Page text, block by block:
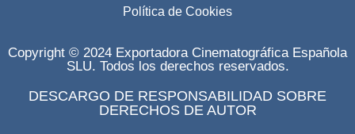
Política de Cookies
Copyright © 2024 Exportadora Cinematográfica Española
SLU. Todos los derechos reservados.
DESCARGO DE RESPONSABILIDAD SOBRE
DERECHOS DE AUTOR